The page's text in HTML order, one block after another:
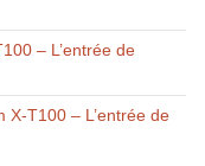
– L’entrée de
X-T100 – L’entrée de